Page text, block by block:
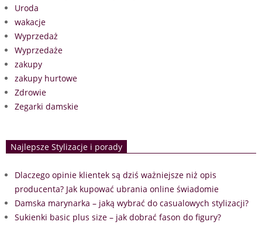
Uroda
wakacje
Wyprzedaż
Wyprzedaże
zakupy
zakupy hurtowe
Zdrowie
Zegarki damskie
Najlepsze Stylizacje i porady
Dlaczego opinie klientek są dziś ważniejsze niż opis
producenta? Jak kupować ubrania online świadomie
Damska marynarka – jaką wybrać do casualowych stylizacji?
Sukienki basic plus size – jak dobrać fason do figury?